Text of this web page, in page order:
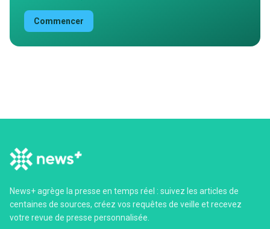
Commencer
News+ agrège la presse en temps réel : suivez les articles de
centaines de sources, créez vos requêtes de veille et recevez
votre revue de presse personnalisée.